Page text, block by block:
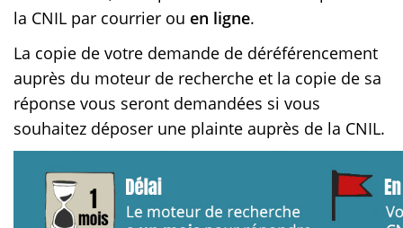
la CNIL par courrier ou en ligne.
La copie de votre demande de déréférencement
auprès du moteur de recherche et la copie de sa
réponse vous seront demandées si vous
souhaitez déposer une plainte auprès de la CNIL.